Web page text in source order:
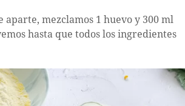
mezclamos 1 huevo y 300 ml
hasta que todos los ingredientes